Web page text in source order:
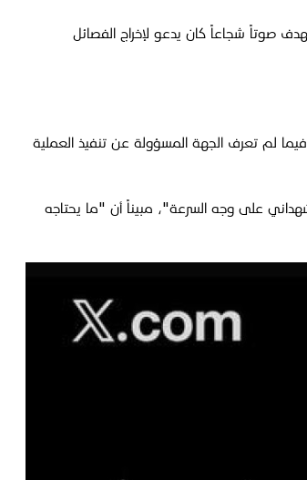
صوتاً شجاعاً كان يدعو لإخراج الفصائل
بليغة، فيما لم تعرف الجهة المسؤولة عن تنفيذ العملية
على وجه السرعة"، مبيناً أن "ما يحتاجه